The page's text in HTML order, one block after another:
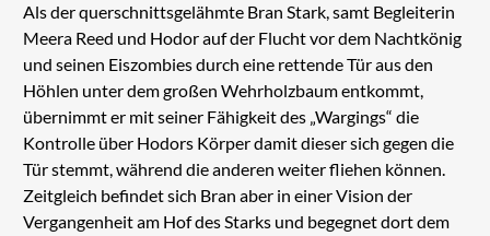
Als der querschnittsgelähmte Bran Stark, samt Begleiterin
Meera Reed und Hodor auf der Flucht vor dem Nachtkönig
und seinen Eiszombies durch eine rettende Tür aus den
Höhlen unter dem großen Wehrholzbaum entkommt,
übernimmt er mit seiner Fähigkeit des „Wargings“ die
Kontrolle über Hodors Körper damit dieser sich gegen die
Tür stemmt, während die anderen weiter fliehen können.
Zeitgleich befindet sich Bran aber in einer Vision der
Vergangenheit am Hof des Starks und begegnet dort dem